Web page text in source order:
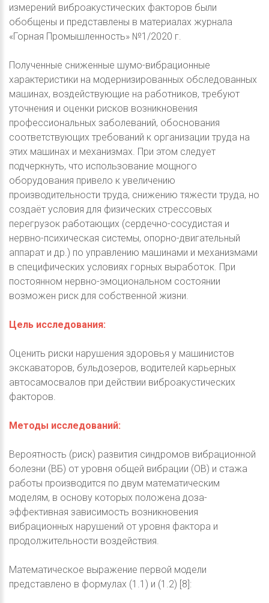
измерений виброакустических факторов были
обобщены и представлены в материалах журнала
«Горная Промышленность» №1/2020 г.
Полученные сниженные шумо-вибрационные
характеристики на модернизированных обследованных
машинах, воздействующие на работников, требуют
уточнения и оценки рисков возникновения
профессиональных заболеваний, обоснования
соответствующих требований к организации труда на
этих машинах и механизмах. При этом следует
подчеркнуть, что использование мощного
оборудования привело к увеличению
производительности труда, снижению тяжести труда, но
создаёт условия для физических стрессовых
перегрузок работающих (сердечно-сосудистая и
нервно-психическая системы, опорно-двигательный
аппарат и др.) по управлению машинами и механизмами
в специфических условиях горных выработок. При
постоянном нервно-эмоциональном состоянии
возможен риск для собственной жизни.
Цель исследования:
Оценить риски нарушения здоровья у машинистов
экскаваторов, бульдозеров, водителей карьерных
автосамосвалов при действии виброакустических
факторов.
Методы исследований:
Вероятность (риск) развития синдромов вибрационной
болезни (ВБ) от уровня общей вибрации (ОВ) и стажа
работы производится по двум математическим
моделям, в основу которых положена доза-
эффективная зависимость возникновения
вибрационных нарушений от уровня фактора и
продолжительности воздействия.
Математическое выражение первой модели
представлено в формулах (1.1) и (1.2) [8]: